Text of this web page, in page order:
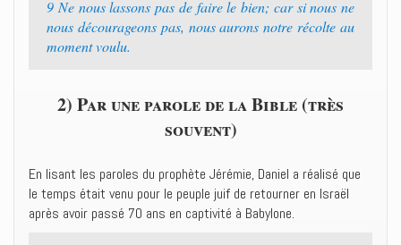
9 Ne nous lassons pas de faire le bien; car si nous ne
nous décourageons pas, nous aurons notre récolte au
moment voulu.
2) Par une parole de la Bible (très
souvent)
En lisant les paroles du prophète Jérémie, Daniel a réalisé que
le temps était venu pour le peuple juif de retourner en Israël
après avoir passé 70 ans en captivité à Babylone.